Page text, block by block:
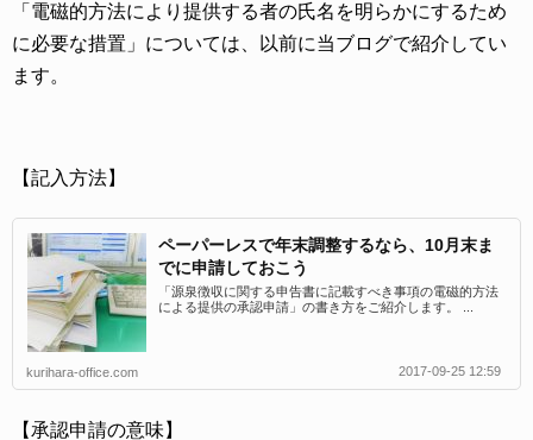
「電磁的方法により提供する者の氏名を明らかにするため
に必要な措置」については、以前に当ブログで紹介してい
ます。
【記入方法】
ペーパーレスで年末調整するなら、10月末ま
でに申請しておこう
「源泉徴収に関する申告書に記載すべき事項の電磁的方法
による提供の承認申請」の書き方をご紹介します。 ...
kurihara-office.com 2017-09-25 12:59
【承認申請の意味】